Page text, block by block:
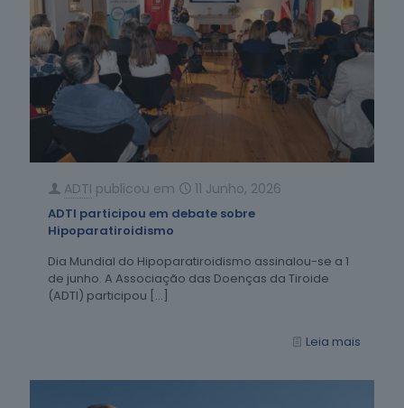
ADTI publicou em 11 Junho, 2026
ADTI participou em debate sobre
Hipoparatiroidismo
Dia Mundial do Hipoparatiroidismo assinalou-se a 1
de junho. A Associação das Doenças da Tiroide
(ADTI) participou […]
Leia mais